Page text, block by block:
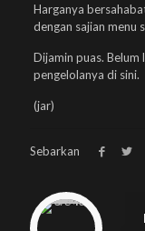
Harganya
dengan sajian menu
Dijamin puas.
pengelolanya di sini.
(jar)
Sebarkan
Warning
: Trying to access array offset on null in
/home/u833233641/domains/beplus.id/public_html/wp-content/themes/betheme/includes/content-single.php
on line
286